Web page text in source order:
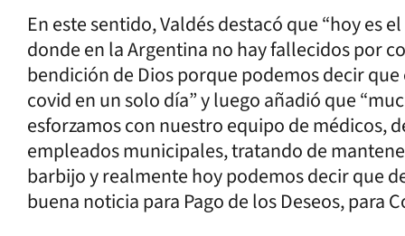
En este sentido, Valdés destacó que “hoy es
donde en la Argentina no hay fallecidos por
bendición de Dios porque podemos decir
covid en un solo día” y luego añadió que
esforzamos con nuestro equipo de médicos,
empleados municipales, tratando de
barbijo y realmente hoy podemos decir que
buena noticia para Pago de los Deseos, para